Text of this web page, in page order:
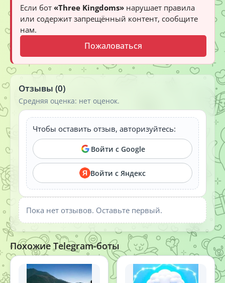
Если бот «Three Kingdoms» нарушает правила
или содержит запрещённый контент, сообщите
нам.
Пожаловаться
Отзывы (0)
Средняя оценка: нет оценок.
Чтобы оставить отзыв, авторизуйтесь:
Войти с Google
Я Войти с Яндекс
Пока нет отзывов. Оставьте первый.
Похожие Telegram-боты